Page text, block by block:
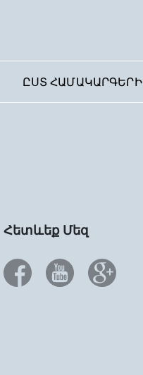
ԸՍՏ ՀԱՄԱԿԱՐԳԵՐԻ
Հետևեք Մեզ